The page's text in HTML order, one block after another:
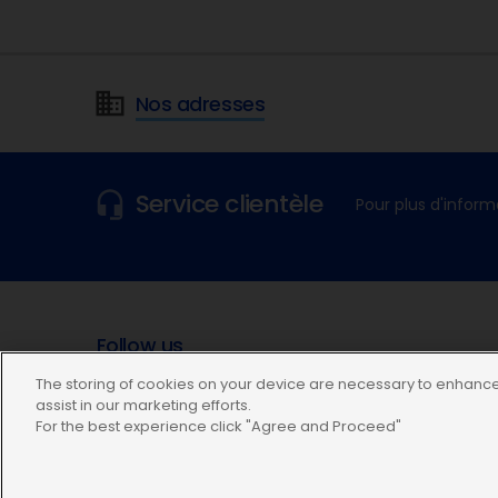
Nos adresses
Service clientèle Pour plus
Follow us
The storing of cookies on your device are necessary to
assist in our marketing efforts.
For the best experience click "Agree and Proceed"